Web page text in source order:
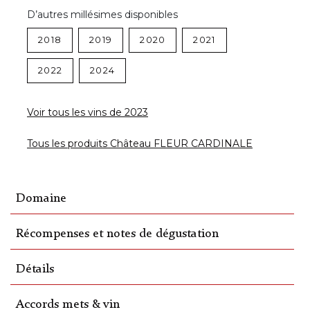
D’autres millésimes disponibles
2018 2019 2020 2021
2022 2024
Voir tous les vins de 2023
Tous les produits Château FLEUR CARDINALE
Domaine
Récompenses et notes de dégustation
Détails
Accords mets & vin